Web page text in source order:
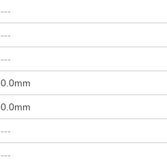
---
---
---
0.0mm
0.0mm
---
---